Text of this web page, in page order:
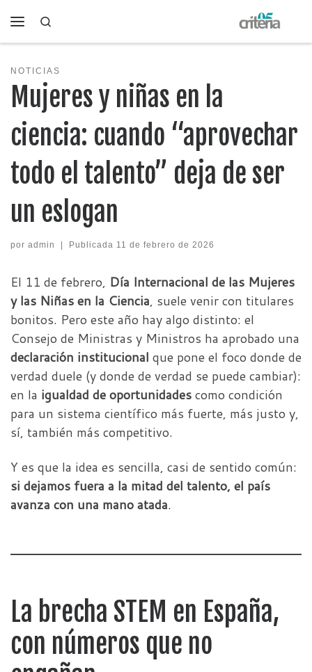
Saltar al contenido
NOTICIAS
Mujeres y niñas en la
ciencia: cuando “aprovechar
todo el talento” deja de ser
un eslogan
por admin Publicada 11 de febrero de 2026
El 11 de febrero, Día Internacional de las Mujeres
y las Niñas en la Ciencia, suele venir con titulares
bonitos. Pero este año hay algo distinto: el
Consejo de Ministras y Ministros ha aprobado una
declaración institucional que pone el foco donde de
verdad duele (y donde de verdad se puede cambiar):
en la igualdad de oportunidadescomo condición
para un sistema científico más fuerte, más justo y,
sí, también más competitivo.
Y es que la idea es sencilla, casi de sentido común:
si dejamos fuera a la mitad del talento, el país
avanza con una mano atada.
La brecha STEM en España,
con números que no